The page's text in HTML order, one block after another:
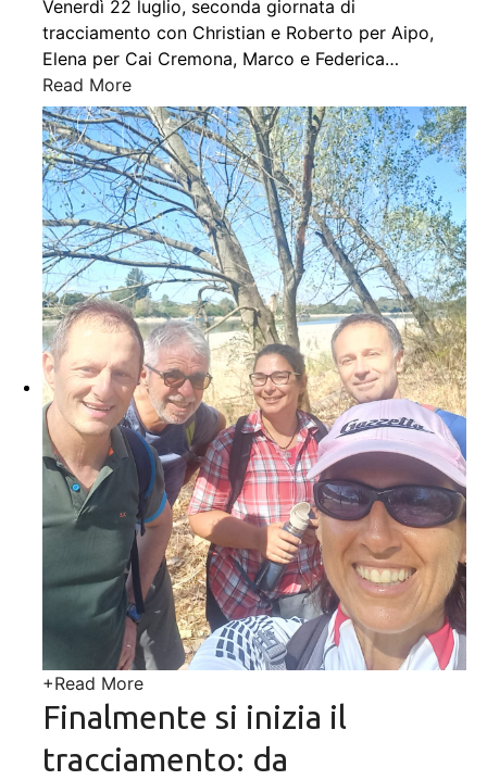
Venerdì 22 luglio, seconda giornata di
tracciamento con Christian e Roberto per Aipo,
Elena per Cai Cremona, Marco e Federica…
Read More
+Read More
Finalmente si inizia il
tracciamento: da